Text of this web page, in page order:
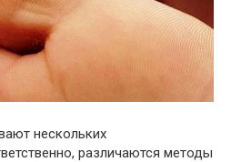
нескольких
различаются методы